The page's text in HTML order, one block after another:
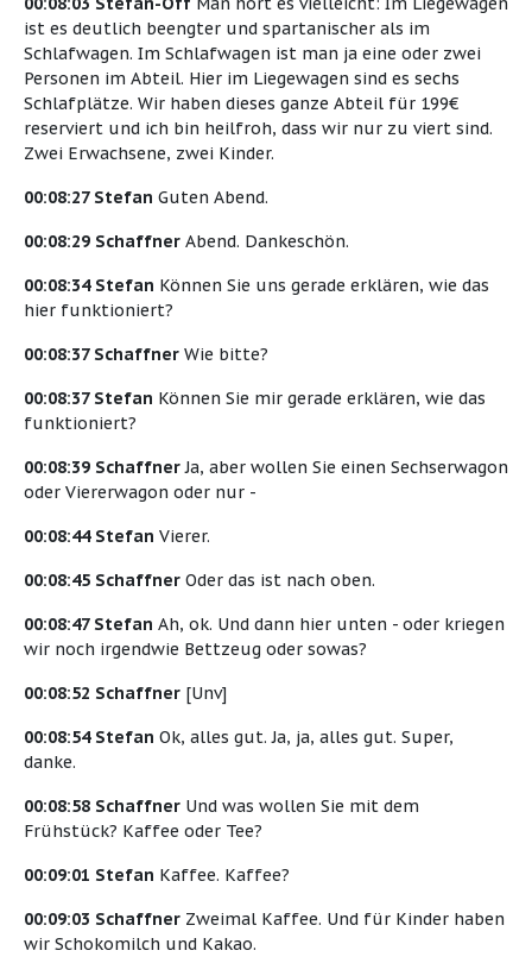
ist es deutlich beengter und spartanischer als im
Schlafwagen. Im Schlafwagen ist man ja eine oder zwei
Personen im Abteil. Hier im Liegewagen sind es sechs
Schlafplätze. Wir haben dieses ganze Abteil für 199€
reserviert und ich bin heilfroh, dass wir nur zu viert sind.
Zwei Erwachsene, zwei Kinder.
00:08:27 Stefan Guten Abend.
00:08:29 Schaffner Abend. Dankeschön.
00:08:34 Stefan Können Sie uns gerade erklären, wie das
hier funktioniert?
00:08:37 Schaffner Wie bitte?
00:08:37 Stefan Können Sie mir gerade erklären, wie das
funktioniert?
00:08:39 SchaffnerJa, aber wollen Sie einen Sechserwagon
oder Viererwagon oder nur -
00:08:44 Stefan Vierer.
00:08:45 Schaffner Oder das ist nach oben.
00:08:47 Stefan Ah, ok. Und dann hier unten - oder kriegen
wir noch irgendwie Bettzeug oder sowas?
00:08:52 Schaffner [Unv]
00:08:54 Stefan Ok, alles gut. Ja, ja, alles gut. Super,
danke.
00:08:58 Schaffner Und was wollen Sie mit dem
Frühstück? Kaffee oder Tee?
00:09:01 Stefan Kaffee. Kaffee?
00:09:03 Schaffner Zweimal Kaffee. Und für Kinder haben
wir Schokomilch und Kakao.